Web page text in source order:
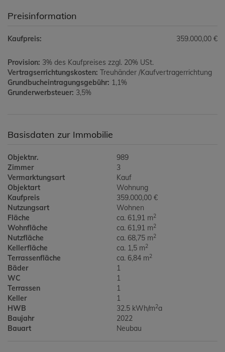
Preisinformation
Kaufpreis: 359.000,00 €
Provision: 3% des Kaufpreises zzgl. 20% USt.
Vertragserrichtungskosten: Treuhänder /Kaufvertragerrichtung
Grundbucheintragungsgebühr: 1,1%
Grunderwerbsteuer: 3,5%
Basisdaten zur Immobilie
Objektnr.
989
Zimmer
3
Vermarktungsart
Kauf
Objektart
Wohnung
Kaufpreis
359.000,00 €
Nutzungsart
Wohnen
Fläche
ca. 61,91 m2
Wohnfläche ca. 61,91 m2
Nutzfläche ca. 68,75 m2
Kellerfläche ca. 1,5 m2
Terrassenfläche ca. 6,84 m2
Bäder
1
WC
1
Terrassen
1
Keller
1
HWB
32.5 kWh/m2a
Baujahr
2022
Bauart
Neubau